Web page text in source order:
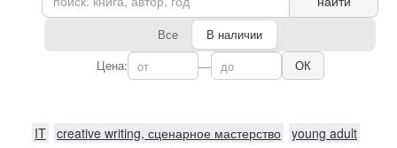
Все
В наличии
Цена:
— ОК
IT creative writing, сценарное мастерство young adult